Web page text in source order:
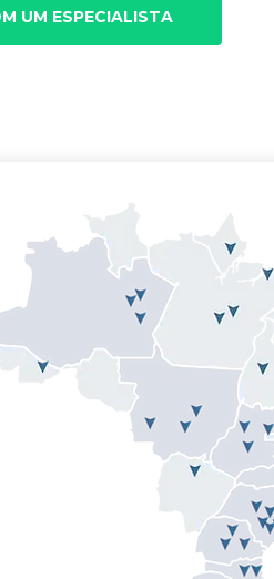
UM ESPECIALISTA